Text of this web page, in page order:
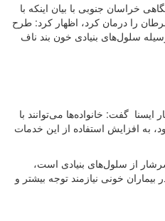
خراسان‌ جنوبی با بیان اینکه با
را درمان کرد، اظهار کرد: طرح
سلول‌های بنیادی خون بند ناف
ایسنا گفت: خانواده‌ها می‌توانند با
به افزایش استفاده از این خدمات
از سلول‌های بنیادی است،
خونی نیازمند توجه بیشتر و